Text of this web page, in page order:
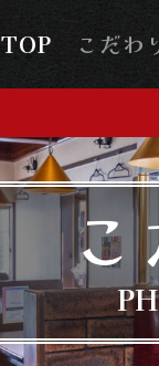
TOP こだわ